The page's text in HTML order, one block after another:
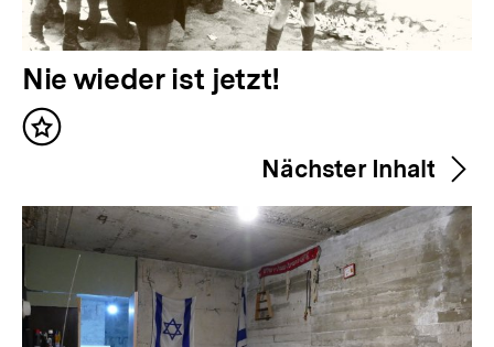
V
o
r
e
r
i
g
Nie wieder ist jetzt!
Inhalt
Nächster Inhalt